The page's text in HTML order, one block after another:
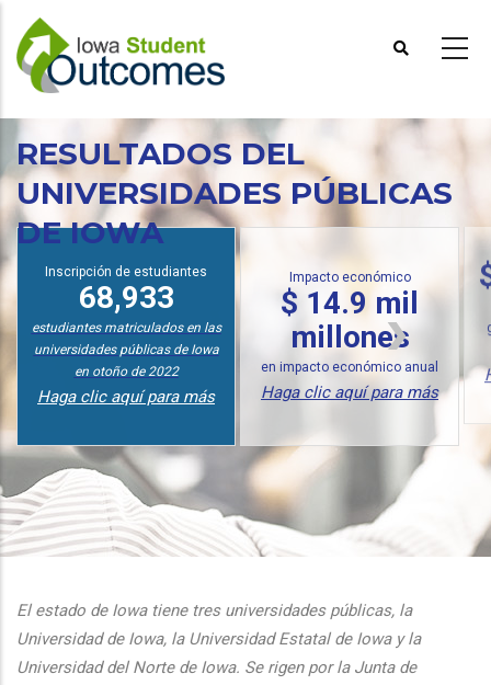
Pasar
contenido
principal
actions
RESULTADOS DEL
UNIVERSIDADES PÚBLICAS
DE IOWA
Inscripción de estudiantes
68,933
estudiantes matriculados en las
universidades públicas de Iowa
en otoño de 2022
Haga clic aquí para más
Impacto económico
$ 14.9 mil
millones
en impacto económico anual
Haga clic aquí para más
El estado de Iowa tiene tres universidades públicas, la
Universidad de Iowa, la Universidad Estatal de Iowa y la
Universidad del Norte de Iowa. Se rigen por la Junta de